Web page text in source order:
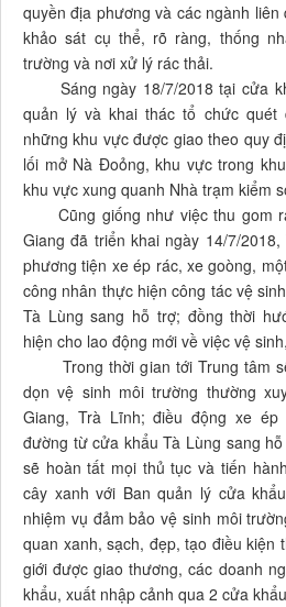
quyền địa phương và các ngành
khảo sát cụ thể, rõ ràng, thống
trường và nơi xử lý rác thải.
Sáng ngày 18/7/2018 tại cửa
quản lý và khai thác tổ chức quét
những khu vực được giao theo quy
lối mở Nà Đoỏng, khu vực trong
khu vực xung quanh Nhà trạm kiểm
Cũng giống như việc thu gom
Giang đã triển khai ngày 14/7/
phương tiện xe ép rác, xe goòng,
công nhân thực hiện công tác vệ
Tà Lùng sang hỗ trợ; đồng thời
hiện cho lao động mới về việc vệ
Trong thời gian tới Trung tâm
dọn vệ sinh môi trường thường
Giang, Trà Lĩnh; điều động xe
đường từ cửa khẩu Tà Lùng sang
sẽ hoàn tất mọi thủ tục và tiến
cây xanh với Ban quản lý cửa
nhiệm vụ đảm bảo vệ sinh môi
quan xanh, sạch, đẹp, tạo điều kiện
giới được giao thương, các doanh
khẩu, xuất nhập cảnh qua 2 cửa